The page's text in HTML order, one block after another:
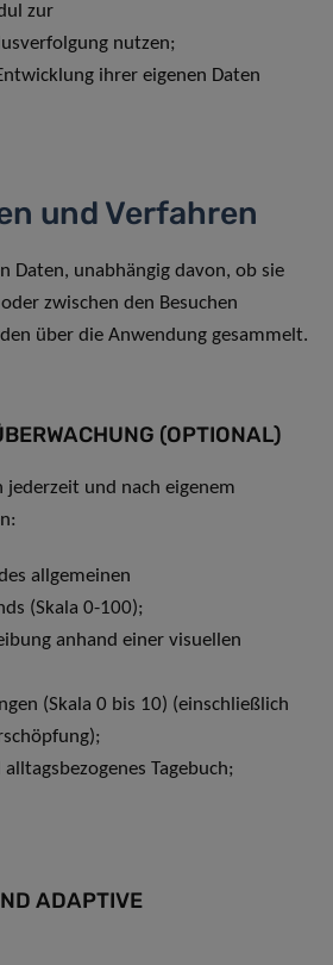
zur
nutzen;
ihrer eigenen Daten
und Verfahren
Daten, unabhängig davon, ob sie
zwischen den Besuchen
über die Anwendung gesammelt.
(OPTIONAL)
jederzeit und nach eigenem
allgemeinen
(Skala 0-100);
anhand einer visuellen
(Skala 0 bis 10) (einschließlich
Tagebuch;
ADAPTIVE